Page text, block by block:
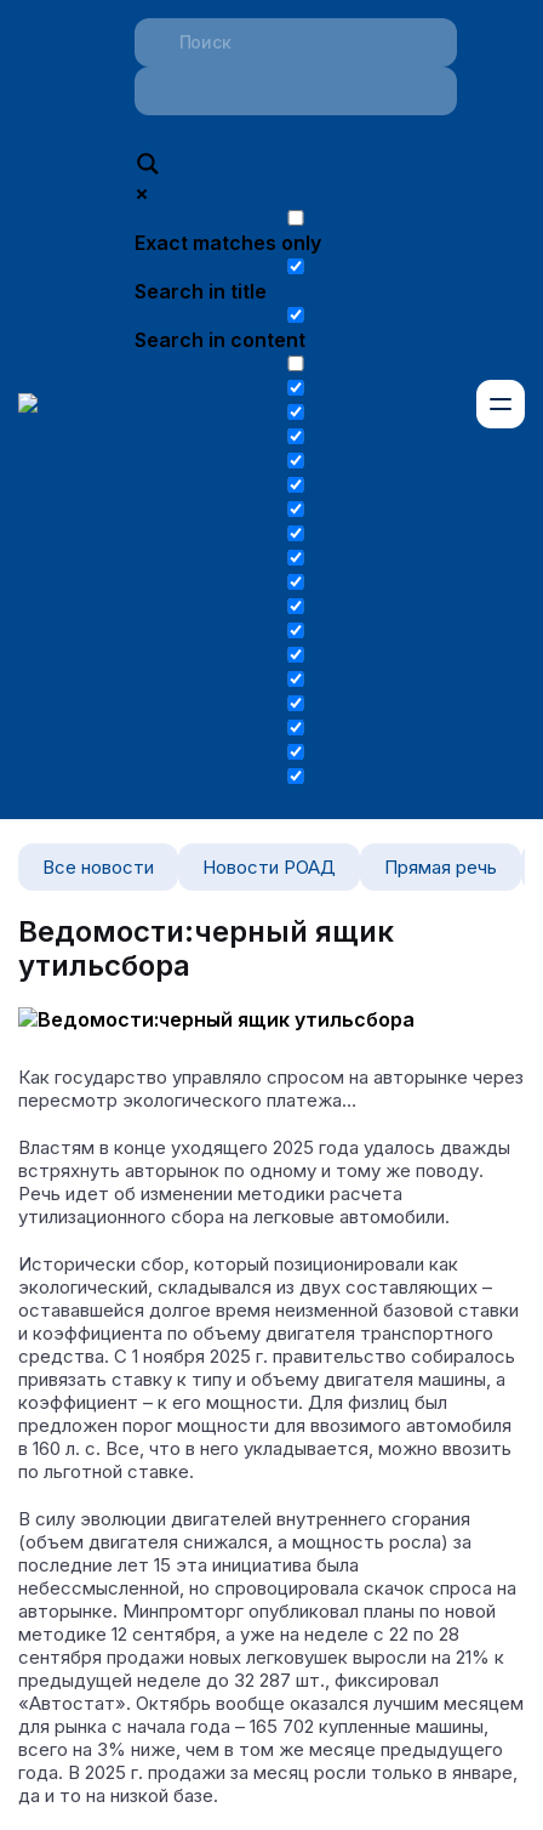
Exact matches only
Search in title
Search in content
Все новости Новости РОАД Прямая речь
Ведомости:черный ящик
утильсбора
Как государство управляло спросом на авторынке через
пересмотр экологического платежа…
Властям в конце уходящего 2025 года удалось дважды
встряхнуть авторынок по одному и тому же поводу.
Речь идет об изменении методики расчета
утилизационного сбора на легковые автомобили.
Исторически сбор, который позиционировали как
экологический, складывался из двух составляющих –
остававшейся долгое время неизменной базовой ставки
и коэффициента по объему двигателя транспортного
средства. С 1 ноября 2025 г. правительство собиралось
привязать ставку к типу и объему двигателя машины, а
коэффициент – к его мощности. Для физлиц был
предложен порог мощности для ввозимого автомобиля
в 160 л. с. Все, что в него укладывается, можно ввозить
по льготной ставке.
В силу эволюции двигателей внутреннего сгорания
(объем двигателя снижался, а мощность росла) за
последние лет 15 эта инициатива была
небессмысленной, но спровоцировала скачок спроса на
авторынке. Минпромторг опубликовал планы по новой
методике 12 сентября, а уже на неделе с 22 по 28
сентября продажи новых легковушек выросли на 21% к
предыдущей неделе до 32 287 шт., фиксировал
«Автостат». Октябрь вообще оказался лучшим месяцем
для рынка с начала года – 165 702 купленные машины,
всего на 3% ниже, чем в том же месяце предыдущего
года. В 2025 г. продажи за месяц росли только в январе,
да и то на низкой базе.